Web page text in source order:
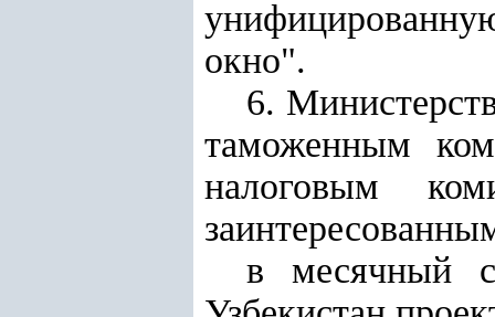
окно".
6.
таможенным
налоговым
в месячный